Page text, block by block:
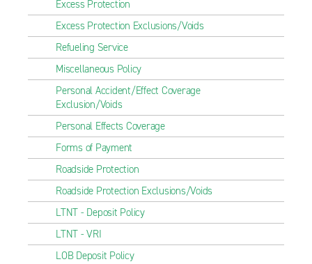
Excess Protection
Excess Protection Exclusions/Voids
Refueling Service
Miscellaneous Policy
Personal Accident/Effect Coverage
Exclusion/Voids
Personal Effects Coverage
Forms of Payment
Roadside Protection
Roadside Protection Exclusions/Voids
LTNT - Deposit Policy
LTNT - VRI
LOB Deposit Policy